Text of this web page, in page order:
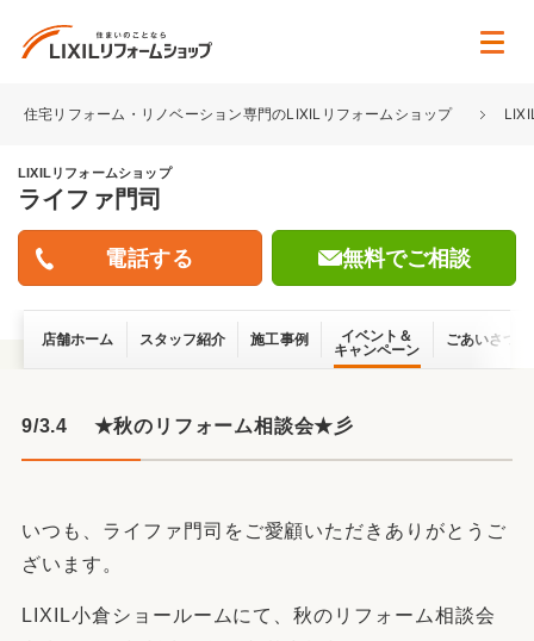
住宅リフォーム・リノベーション専門のLIXILリフォームショップ
LIXILリフォームショップ
ライファ門司
無料でご相談
店舗ホーム スタッフ紹介 施工事例
イベント＆
キャンペーン
ごあいさつ
9/3.4 ★秋のリフォーム相談会★彡
いつも、ライファ門司をご愛顧いただきありがとうご
ざいます。
LIXIL小倉ショールームにて、秋のリフォーム相談会